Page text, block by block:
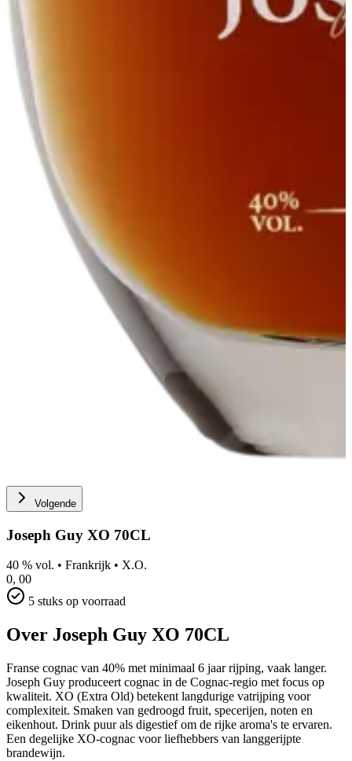
Volgende
Joseph Guy XO 70CL
40 % vol. • Frankrijk • X.O.
0, 00
5 stuks op voorraad
Over Joseph Guy XO 70CL
Franse cognac van 40% met minimaal 6 jaar rijping, vaak langer.
Joseph Guy produceert cognac in de Cognac-regio met focus op
kwaliteit. XO (Extra Old) betekent langdurige vatrijping voor
complexiteit. Smaken van gedroogd fruit, specerijen, noten en
eikenhout. Drink puur als digestief om de rijke aroma's te ervaren.
Een degelijke XO-cognac voor liefhebbers van langgerijpte
brandewijn.